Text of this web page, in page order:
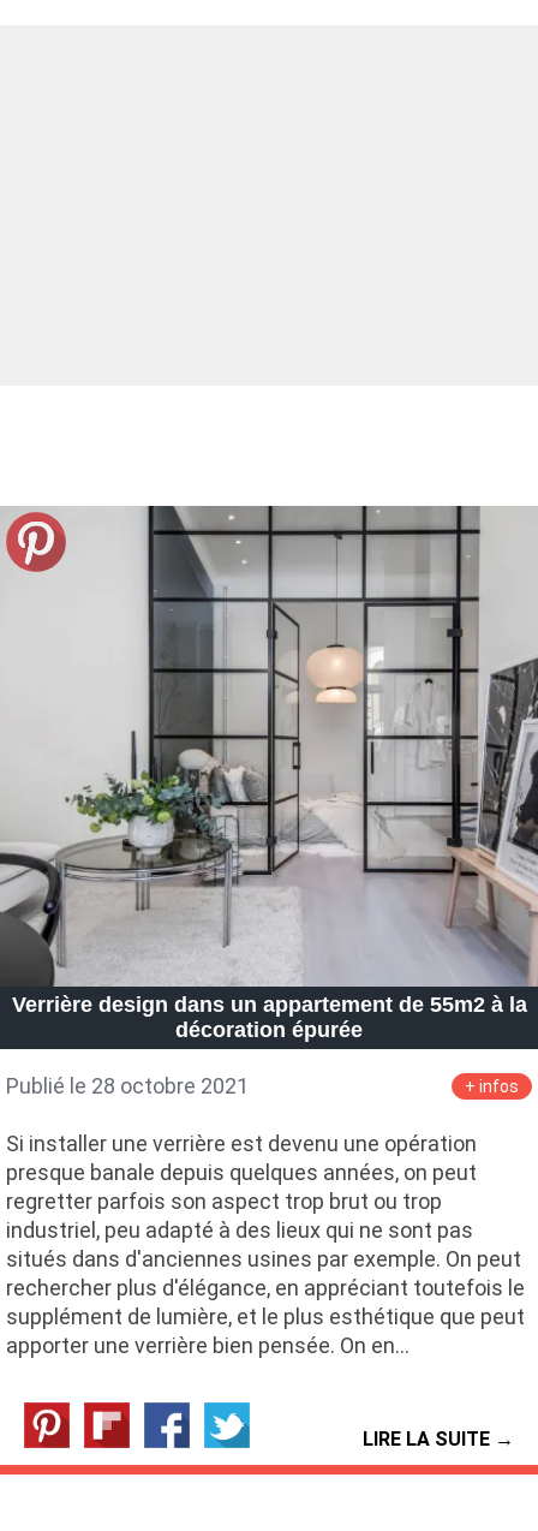
Verrière design dans un appartement de 55m2 à la
décoration épurée
Publié le 28 octobre 2021 + infos
Si installer une verrière est devenu une opération
presque banale depuis quelques années, on peut
regretter parfois son aspect trop brut ou trop
industriel, peu adapté à des lieux qui ne sont pas
situés dans d'anciennes usines par exemple. On peut
rechercher plus d'élégance, en appréciant toutefois le
supplément de lumière, et le plus esthétique que peut
apporter une verrière bien pensée. On en…
LIRE LA SUITE →